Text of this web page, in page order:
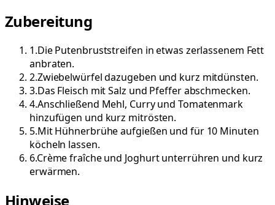
Zubereitung
1.Die Putenbruststreifen in etwas zerlassenem Fett
anbraten.
2.Zwiebelwürfel dazugeben und kurz mitdünsten.
3.Das Fleisch mit Salz und Pfeffer abschmecken.
4.Anschließend Mehl, Curry und Tomatenmark
hinzufügen und kurz mitrösten.
5.Mit Hühnerbrühe aufgießen und für 10 Minuten
köcheln lassen.
6.Crème fraîche und Joghurt unterrühren und kurz
erwärmen.
Hinweise